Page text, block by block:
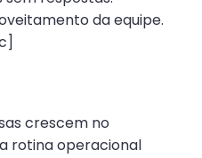
da equipe.
crescem no
rotina operacional